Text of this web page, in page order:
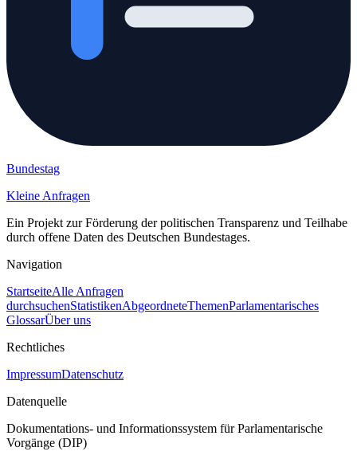
Bundestag
Kleine Anfragen
Ein Projekt zur Förderung der politischen Transparenz und Teilhabe
durch offene Daten des Deutschen Bundestages.
Navigation
StartseiteAlle Anfragen
durchsuchenStatistikenAbgeordneteThemenParlamentarisches
GlossarÜber uns
Rechtliches
ImpressumDatenschutz
Datenquelle
Dokumentations- und Informationssystem für Parlamentarische
Vorgänge (DIP)